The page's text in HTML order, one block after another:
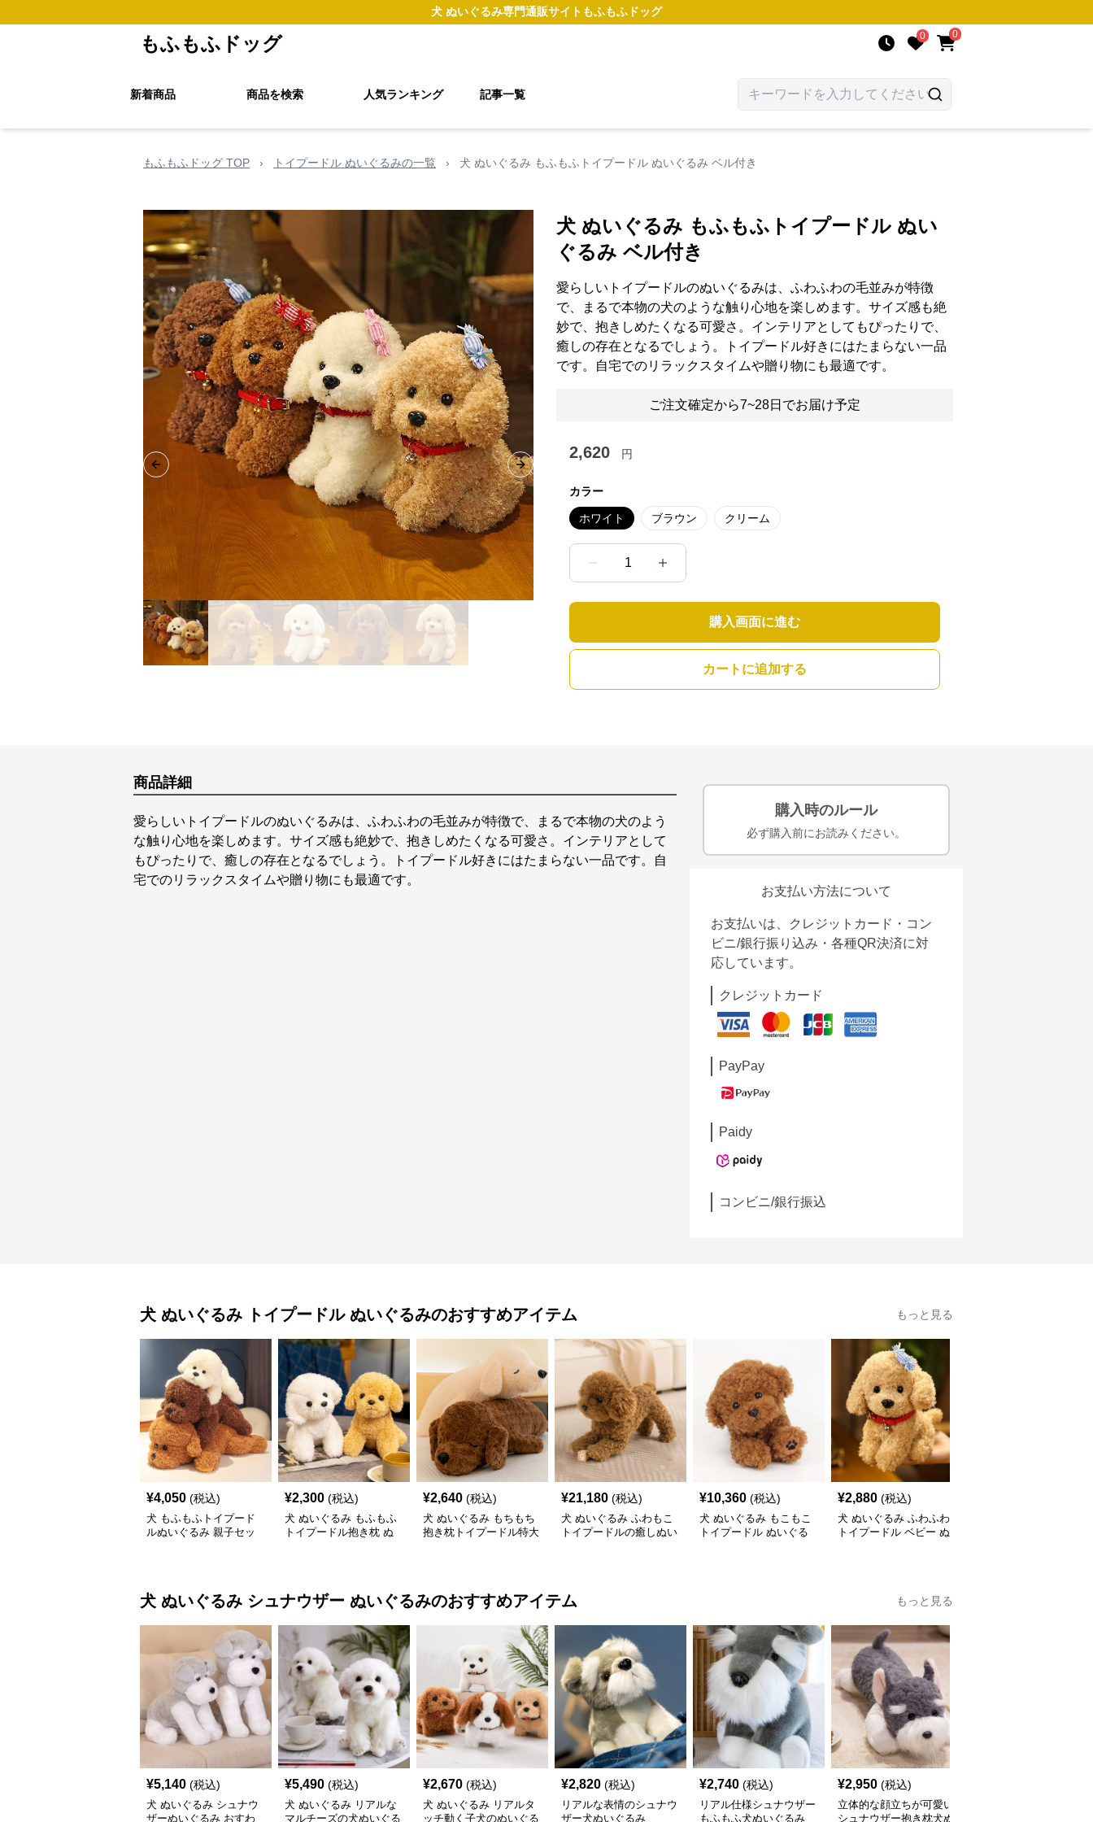
犬 ぬいぐるみ専門通販サイト もふもふドッグ
もふもふドッグ 0 0
新着商品 商品を検索 人気ランキング 記事一覧
もふもふドッグ TOP › トイプードル ぬいぐるみの一覧 › 犬 ぬいぐるみ もふもふトイプードル ぬいぐるみ ベル付き
Previous slide Next slide
犬 ぬいぐるみ もふもふトイプードル ぬい
ぐるみ ベル付き
愛らしいトイプードルのぬいぐるみは、ふわふわの毛並みが特徴
で、まるで本物の犬のような触り心地を楽しめます。サイズ感も絶
妙で、抱きしめたくなる可愛さ。インテリアとしてもぴったりで、
癒しの存在となるでしょう。トイプードル好きにはたまらない一品
です。自宅でのリラックスタイムや贈り物にも最適です。
ご注文確定から7~28日でお届け予定
2,620 円
カラー
ホワイト ブラウン クリーム
1
購入画面に進む
カートに追加する
商品詳細
愛らしいトイプードルのぬいぐるみは、ふわふわの毛並みが特徴で、まるで本物の犬のよう
な触り心地を楽しめます。サイズ感も絶妙で、抱きしめたくなる可愛さ。インテリアとして
もぴったりで、癒しの存在となるでしょう。トイプードル好きにはたまらない一品です。自
宅でのリラックスタイムや贈り物にも最適です。
購入時のルール
必ず購入前にお読みください。
お支払い方法について
お支払いは、クレジットカード・コン
ビニ/銀行振り込み・各種QR決済に対
応しています。
クレジットカード
PayPay
Paidy
コンビニ/銀行振込
犬 ぬいぐるみ トイプードル ぬいぐるみのおすすめアイテム もっと見る
¥4,050 (税込)
犬 もふもふトイプード
ルぬいぐるみ 親子セッ
¥2,300 (税込)
犬 ぬいぐるみ もふもふ
トイプードル抱き枕 ぬ
¥2,640 (税込)
犬 ぬいぐるみ もちもち
抱き枕トイプードル特大
¥21,180 (税込)
犬 ぬいぐるみ ふわもこ
トイプードルの癒しぬい
¥10,360 (税込)
犬 ぬいぐるみ もこもこ
トイプードル ぬいぐる
¥2,880 (税込)
犬 ぬいぐるみ ふわふわ
トイプードル ベビー ぬ
犬 ぬいぐるみ シュナウザー ぬいぐるみのおすすめアイテム もっと見る
¥5,140 (税込)
犬 ぬいぐるみ シュナウ
ザーぬいぐるみ おすわ
¥5,490 (税込)
犬 ぬいぐるみ リアルな
マルチーズの犬ぬいぐる
¥2,670 (税込)
犬 ぬいぐるみ リアルタ
ッチ動く子犬のぬいぐる
¥2,820 (税込)
リアルな表情のシュナウ
ザー犬ぬいぐるみ
¥2,740 (税込)
リアル仕様シュナウザー
もふもふ犬ぬいぐるみ
¥2,950 (税込)
立体的な顔立ちが可愛い
シュナウザー抱き枕犬ぬ